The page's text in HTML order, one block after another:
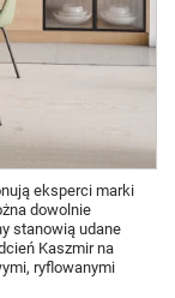
eksperci marki
dowolnie
stanowią udane
Kaszmir na
ryflowanymi